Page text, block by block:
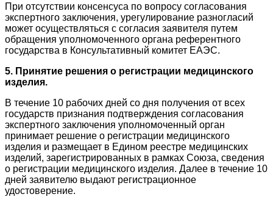
При отсутствии консенсуса по вопросу согласования
экспертного заключения, урегулирование разногласий
может осуществляться с согласия заявителя путем
обращения уполномоченного органа референтного
государства в Консультативный комитет ЕАЭС.
5. Принятие решения о регистрации медицинского
изделия.
В течение 10 рабочих дней со дня получения от всех
государств признания подтверждения согласования
экспертного заключения уполномоченный орган
принимает решение о регистрации медицинского
изделия и размещает в Едином реестре медицинских
изделий, зарегистрированных в рамках Союза, сведения
о регистрации медицинского изделия. Далее в течение 10
дней заявителю выдают регистрационное
удостоверение.